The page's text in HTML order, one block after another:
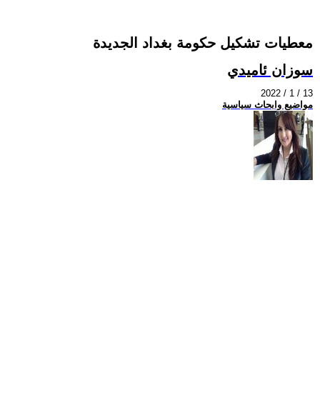
معطيات تشكيل حكومة بغداد الجديدة
سوزان ئاميدي
2022 / 1 / 13
مواضيع وابحاث سياسية